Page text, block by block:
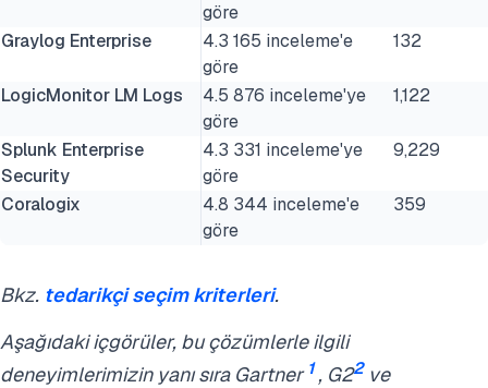
göre
Graylog Enterprise
4.3 165 inceleme'e
göre
132
LogicMonitor LM Logs
4.5 876 inceleme'ye
göre
1,122
Splunk Enterprise
Security
4.3 331 inceleme'ye
göre
9,229
Coralogix
4.8 344 inceleme'e
göre
359
Bkz. tedarikçi seçim kriterleri.
Aşağıdaki içgörüler, bu çözümlerle ilgili
deneyimlerimizin yanı sıra Gartner 1, G22 ve